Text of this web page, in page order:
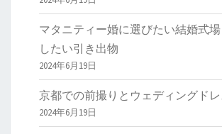
マタニティー婚に選びたい結婚式
したい引き出物
2024年6月19日
京都での前撮りとウェディングドレ
2024年6月19日